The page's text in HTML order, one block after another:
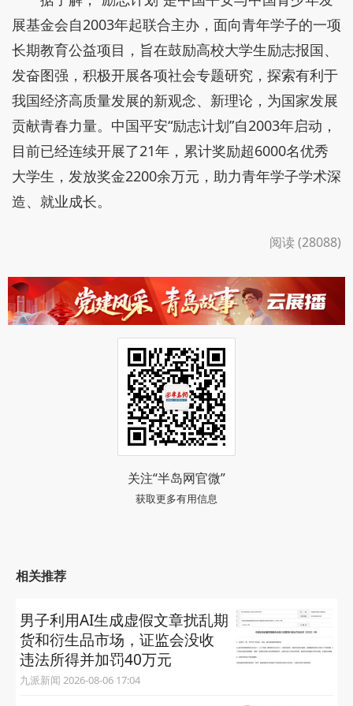
展基金会自2003年起联合主办，面向青年学子的一项
长期教育公益项目，旨在鼓励高校大学生励志报国、
发奋图强，积极开展各项社会专题研究，探索有利于
我国经济高质量发展的新观念、新理论，为国家发展
贡献青春力量。中国平安“励志计划”自2003年启动，
目前已经连续开展了21年，累计奖励超6000名优秀
大学生，发放奖金2200余万元，助力青年学子学术深
造、就业成长。
阅读 (28088)
关注“半岛网官微”
获取更多有用信息
相关推荐
男子利用AI生成虚假文章扰乱期
货和衍生品市场，证监会没收
违法所得并加罚40万元
九派新闻 2026-08-06 17:04